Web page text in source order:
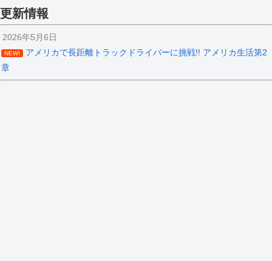
更新情報
2026年5月6日
NEW!
アメリカで長距離トラックドライバーに挑戦!! アメリカ生活第2
章